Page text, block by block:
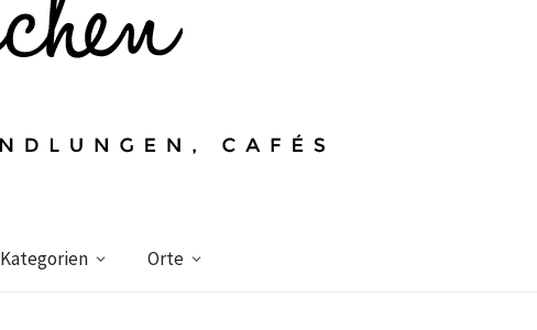
Kategorien Orte